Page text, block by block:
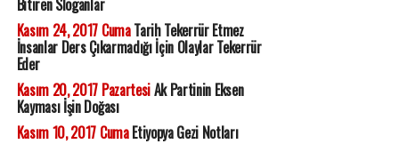
Bitiren Sloganlar
Kasım 24, 2017 CumaTarih Tekerrür Etmez
İnsanlar Ders Çıkarmadığı İçin Olaylar Tekerrür
Eder
Kasım 20, 2017 PazartesiAk Partinin Eksen
Kayması İşin Doğası
Kasım 10, 2017 CumaEtiyopya Gezi Notları